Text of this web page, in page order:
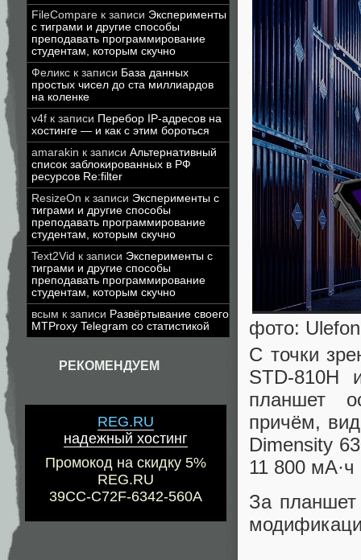
FileCompare к записи Эксперименты
с тиграми и другие способы
преподавать программирование
студентам, которым скучно
Феликс к записи База данных
простых чисел до ста миллиардов
на коленке
v4f к записи Перебор IP-адресов на
хостинге — и как с этим бороться
amarakin к записи Альтернативный
список заблокированных в РФ
ресурсов Re:filter
ResizeOn к записи Эксперименты с
тиграми и другие способы
преподавать программирование
студентам, которым скучно
Text2Vid к записи Эксперименты с
тиграми и другие способы
преподавать программирование
студентам, которым скучно
всым к записи Развёртывание своего
MTProxy Telegram со статистикой
РЕКОМЕНДУЕМ
REG.RU
надежный хостинг
Промокод на скидку 5%
REG.RU
39CC-C72F-6342-560A
фото:
С точки
STD-810H
планшет
причём,
Dimensity
11 800
За планшет